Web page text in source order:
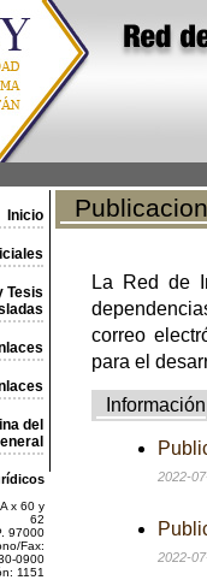
Inicio
Tesis
del
x 60 y
62
97000
Fax:
0900
1151
La Red de
correo
para el
Información
2022-
2022-